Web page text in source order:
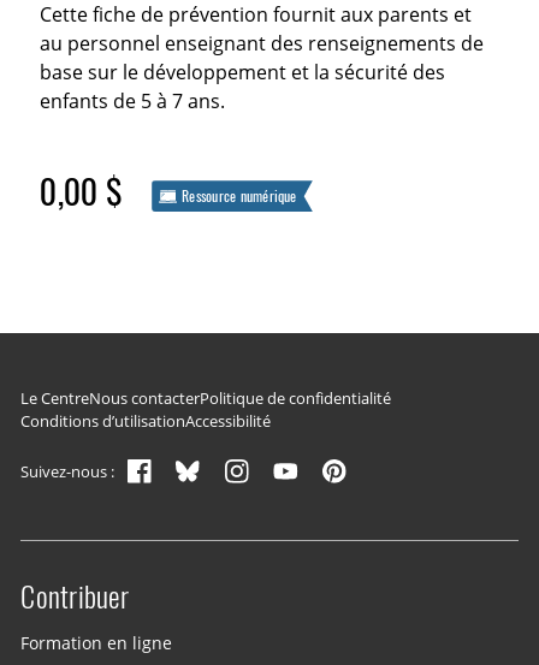
Cette fiche de prévention fournit aux parents et
au personnel enseignant des renseignements de
base sur le développement et la sécurité des
enfants de 5 à 7 ans.
0,00 $ Ressource numérique
Navigation du pied de page
Le CentreNous contacterPolitique de confidentialité
Conditions d’utilisationAccessibilité
Suivez-nous :
Site menu
Contribuer
Formation en ligne